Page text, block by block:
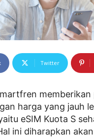
Twitter
memberikan
harga yang jauh
eSIM Kuota S
ini diharapkan